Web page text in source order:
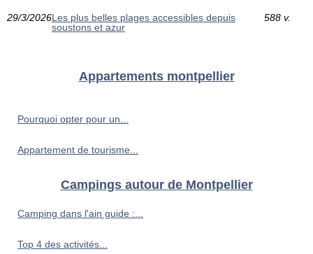
29/3/2026Les plus belles plages accessibles depuis
soustons et azur
588 v.
Appartements montpellier
Pourquoi opter pour un...
Appartement de tourisme...
Campings autour de Montpellier
Camping dans l'ain guide :...
Top 4 des activités...